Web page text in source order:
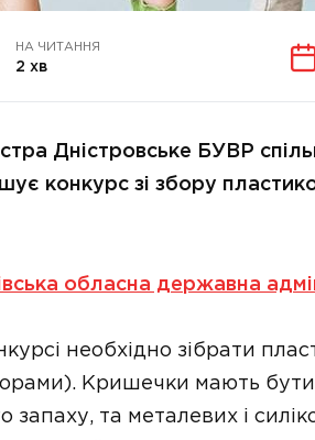
НА ЧИТАННЯ
2 хв
Дністровське БУВР
конкурс зі збору
обласна державна
необхідно зібрати
Кришечки мають
запаху, та металевих і